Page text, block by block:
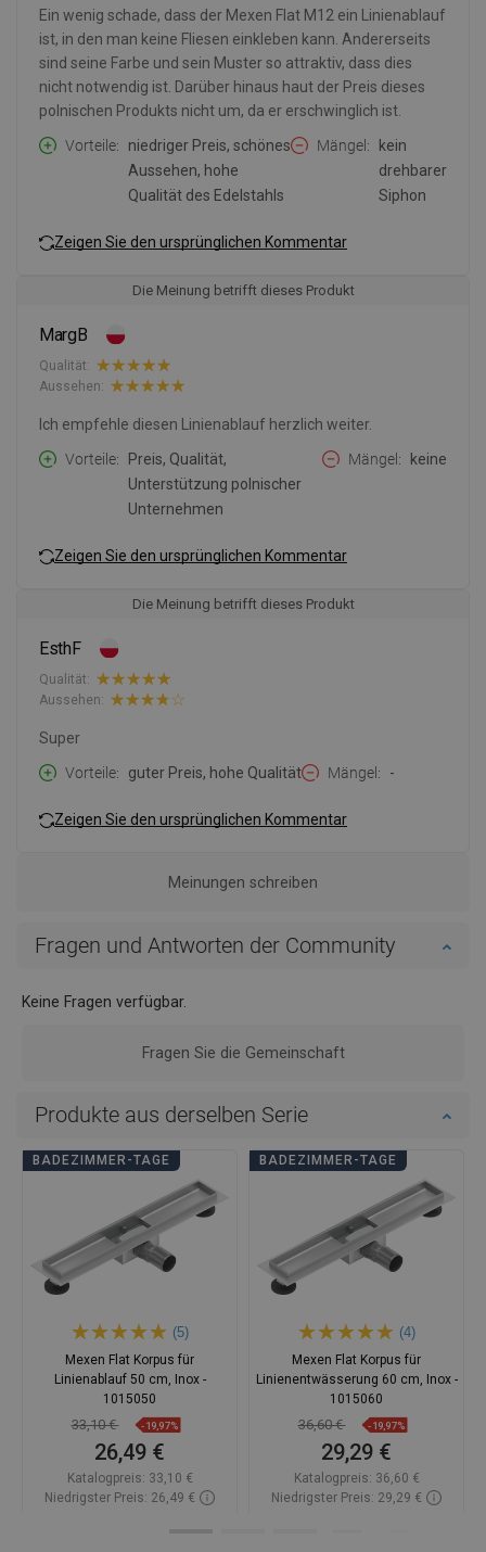
Ein wenig schade, dass der Mexen Flat M12 ein Linienablauf
ist, in den man keine Fliesen einkleben kann. Andererseits
sind seine Farbe und sein Muster so attraktiv, dass dies
nicht notwendig ist. Darüber hinaus haut der Preis dieses
polnischen Produkts nicht um, da er erschwinglich ist.
Vorteile
niedriger Preis, schönes
Aussehen, hohe
Qualität des Edelstahls
Mängel
kein
drehbarer
Siphon
Zeigen Sie den ursprünglichen Kommentar
Die Meinung betrifft dieses Produkt
MargB
Qualität:
Aussehen:
Ich empfehle diesen Linienablauf herzlich weiter.
Vorteile
Preis, Qualität,
Unterstützung polnischer
Unternehmen
Mängel keine
Zeigen Sie den ursprünglichen Kommentar
Die Meinung betrifft dieses Produkt
EsthF
Qualität:
Aussehen:
Super
Vorteile
guter Preis, hohe Qualität Mängel -
Zeigen Sie den ursprünglichen Kommentar
Meinungen schreiben
Fragen und Antworten der Community
Keine Fragen verfügbar.
Fragen Sie die Gemeinschaft
Produkte aus derselben Serie
BADEZIMMER-TAGE
(5)
Mexen Flat Korpus für
Linienablauf 50 cm, Inox -
1015050
33,10 € -19,97%
26,49 €
Katalogpreis: 33,10 €
Niedrigster Preis: 26,49 €
BADEZIMMER-TAGE
(4)
Mexen Flat Korpus für
Linienentwässerung 60 cm, Inox -
1015060
36,60 € -19,97%
29,29 €
Katalogpreis: 36,60 €
Niedrigster Preis: 29,29 €